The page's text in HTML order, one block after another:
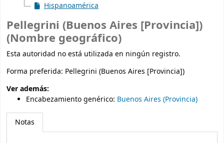
Hispanoamérica
Pellegrini (Buenos Aires [Provincia])
(Nombre geográfico)
Esta autoridad no está utilizada en ningún registro.
Forma preferida: Pellegrini (Buenos Aires [Provincia])
Ver además:
Encabezamiento genérico: Buenos Aires (Provincia)
Notas